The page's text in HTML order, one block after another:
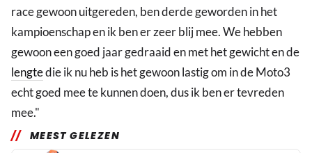
race gewoon uitgereden, ben derde geworden in het
kampioenschap en ik ben er zeer blij mee. We hebben
gewoon een goed jaar gedraaid en met het gewicht en de
lengtedie ik nu heb is het gewoon lastig om in de Moto3
echt goed mee te kunnen doen, dus ik ben er tevreden
mee."
MEEST GELEZEN